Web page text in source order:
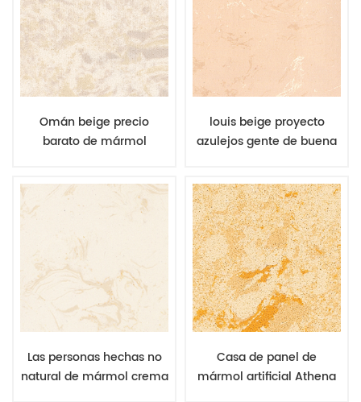
Omán beige precio
barato de mármol
azulejos y mesa top
louis beige proyecto
azulejos gente de buena
mármol o mesa de
mármol
Las personas hechas no
natural de mármol crema
Casa de panel de
mármol artificial Athena